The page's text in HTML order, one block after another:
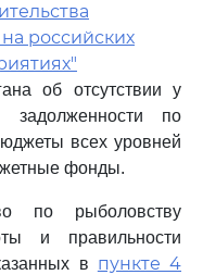
российских
об отсутствии у
задолженности по
всех уровней
фонды.
по рыболовству
и правильности
в пункте 4